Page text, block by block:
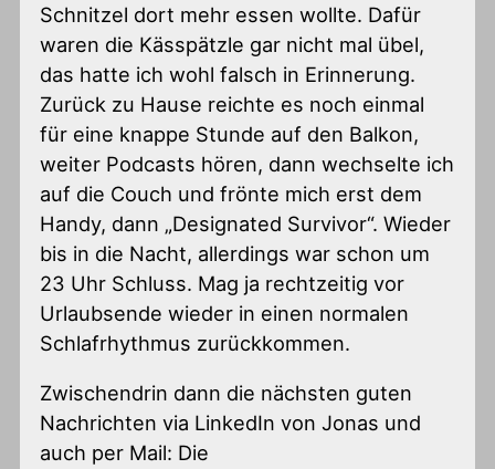
Schnitzel dort mehr essen wollte. Dafür
waren die Kässpätzle gar nicht mal übel,
das hatte ich wohl falsch in Erinnerung.
Zurück zu Hause reichte es noch einmal
für eine knappe Stunde auf den Balkon,
weiter Podcasts hören, dann wechselte ich
auf die Couch und frönte mich erst dem
Handy, dann „Designated Survivor“. Wieder
bis in die Nacht, allerdings war schon um
23 Uhr Schluss. Mag ja rechtzeitig vor
Urlaubsende wieder in einen normalen
Schlafrhythmus zurückkommen.
Zwischendrin dann die nächsten guten
Nachrichten via LinkedIn von Jonas und
auch per Mail: Die